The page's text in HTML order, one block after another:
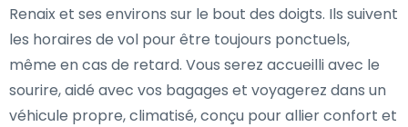
Renaix et ses environs sur le bout des doigts. Ils suivent
les horaires de vol pour être toujours ponctuels,
même en cas de retard. Vous serez accueilli avec le
sourire, aidé avec vos bagages et voyagerez dans un
véhicule propre, climatisé, conçu pour allier confort et